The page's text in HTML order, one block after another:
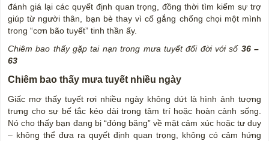
đánh giá lại các quyết định quan trọng, đồng thời tìm kiếm sự trợ
giúp từ người thân, bạn bè thay vì cố gắng chống chọi một mình
trong “cơn bão tuyết” tinh thần ấy.
Chiêm bao thấy gặp tai nạn trong mưa tuyết đổi đời với số 36 –
63
Chiêm bao thấy mưa tuyết nhiều ngày
Giấc mơ thấy tuyết rơi nhiều ngày không dứt là hình ảnh tượng
trưng cho sự bế tắc kéo dài trong tâm trí hoặc hoàn cảnh sống.
Nó cho thấy bạn đang bị “đóng băng” về mặt cảm xúc hoặc tư duy
– không thể đưa ra quyết định quan trọng, không có cảm hứng